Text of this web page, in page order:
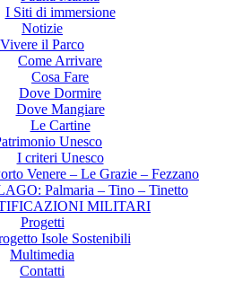
I Siti di immersione
Notizie
Vivere il Parco
Come Arrivare
Cosa Fare
Dove Dormire
Dove Mangiare
Le Cartine
Unesco
I criteri Unesco
Venere – Le Grazie – Fezzano
Palmaria – Tino – Tinetto
MILITARI
Progetti
Isole Sostenibili
Multimedia
Contatti